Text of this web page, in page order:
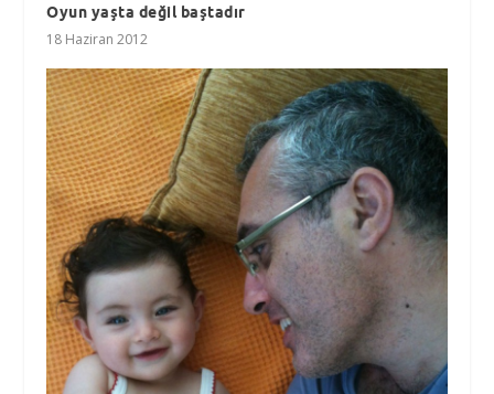
Oyun yaşta değil baştadır
18 Haziran 2012